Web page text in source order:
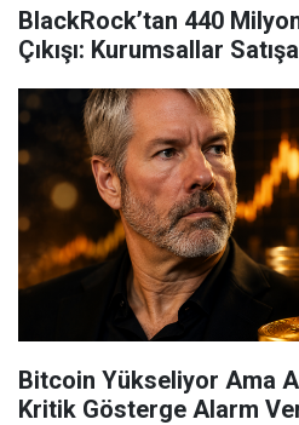
BlackRock’tan 440
Çıkışı: Kurumsallar
Bitcoin Yükseliyor Ama
Kritik Gösterge Alarm